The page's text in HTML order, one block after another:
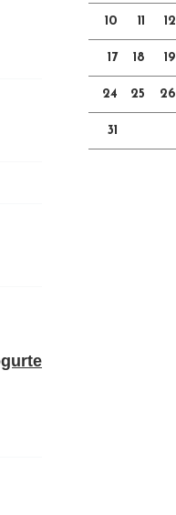
10 11 12
17 18 19
24 25 26
31